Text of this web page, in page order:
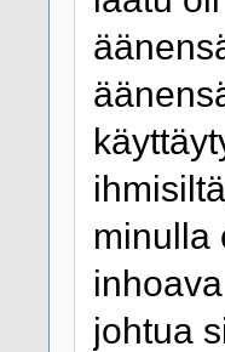
minulla
johtua